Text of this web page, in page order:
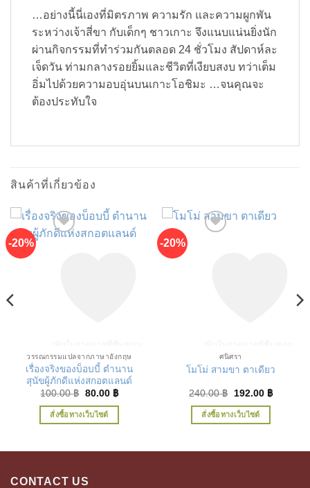
…อย่างนี้นี่เองที่มิตรภาพ ความรัก และความผูกพัน
ระหว่างเจ้าสี่ขา กับเด็กๆ ชาวเกาะ จึงแนบแน่นยิ่งนัก
ผ่านกิจกรรมที่ทำร่วมกันตลอด 24 ชั่วโมง สัปดาห์ละ
เจ็ดวัน ท่ามกลางรอยยิ้มและชีวิตที่เงียบสงบ ทว่าเต็ม
อิ่มไปด้วยความอบอุ่นบนเกาะโอชิมะ …จนคุณจะ
ต้องประทับใจ
สินค้าที่เกี่ยวข้อง
-20%
วรรณกรรมแปลจากภาษาอังกฤษ
เรื่องจริงของบ็อบบี้ ตำนาน
สุนัขผู้ภักดีแห่งสกอตแลนด์
100.00฿ Original
was:
100.00 ฿.
80.00 ฿Current
สั่งซื้อทางเว็บไซต์
-20%
ศนิศรา
โมโม่ สามขา ตาเดียว
240.00฿
Original
was:
240.00 ฿.
192.00 ฿Current
สั่งซื้อทางเว็บไซต์
CONTACT US